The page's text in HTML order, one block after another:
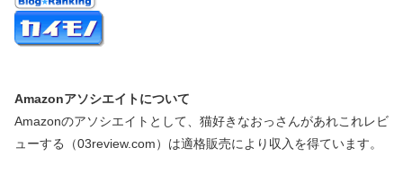
Amazonアソシエイトについて
Amazonのアソシエイトとして、猫好きなおっさんがあれこれレビ
ューする（03review.com）は適格販売により収入を得ています。